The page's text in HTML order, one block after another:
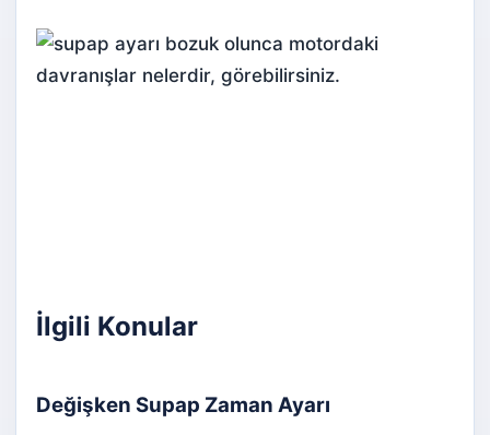
İlgili Konular
Değişken Supap Zaman Ayarı